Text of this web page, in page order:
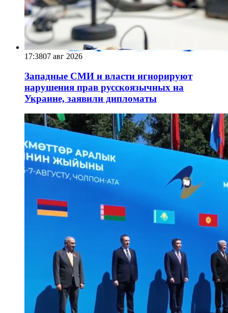
17:3807 авг 2026
Западные СМИ и власти игнорируют
нарушения прав русскоязычных на
Украине, заявили дипломаты